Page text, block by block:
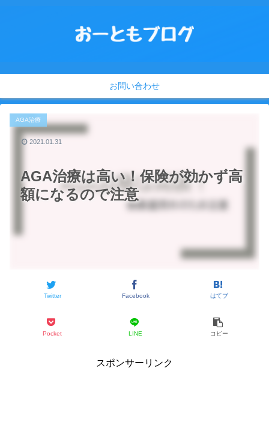
お問い合わせ
AGA治療は高い！保険が効かず高
額になるので注意
AGA治療
Twitter Facebook はてブ
Pocket LINE コピー
2021.01.31
スポンサーリンク